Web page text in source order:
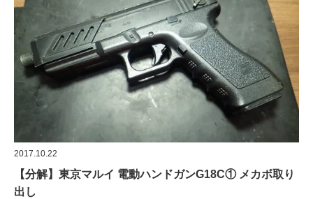
2017.10.22
【分解】東京マルイ 電動ハンドガンG18C① メカボ取り
出し